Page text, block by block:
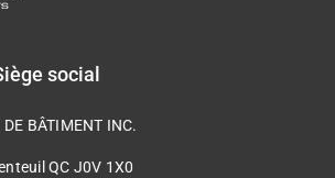
social
BÂTIMENT INC.
QC J0V 1X0